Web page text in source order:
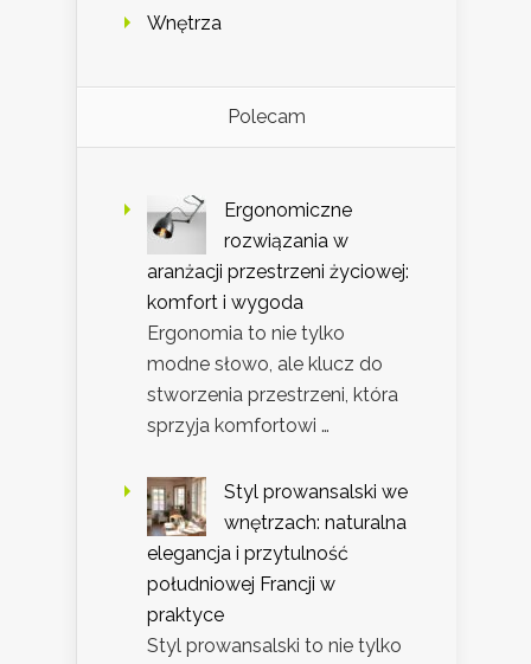
Wnętrza
Polecam
Ergonomiczne
rozwiązania w
aranżacji przestrzeni życiowej:
komfort i wygoda
Ergonomia to nie tylko
modne słowo, ale klucz do
stworzenia przestrzeni, która
sprzyja komfortowi …
Styl prowansalski we
wnętrzach: naturalna
elegancja i przytulność
południowej Francji w
praktyce
Styl prowansalski to nie tylko